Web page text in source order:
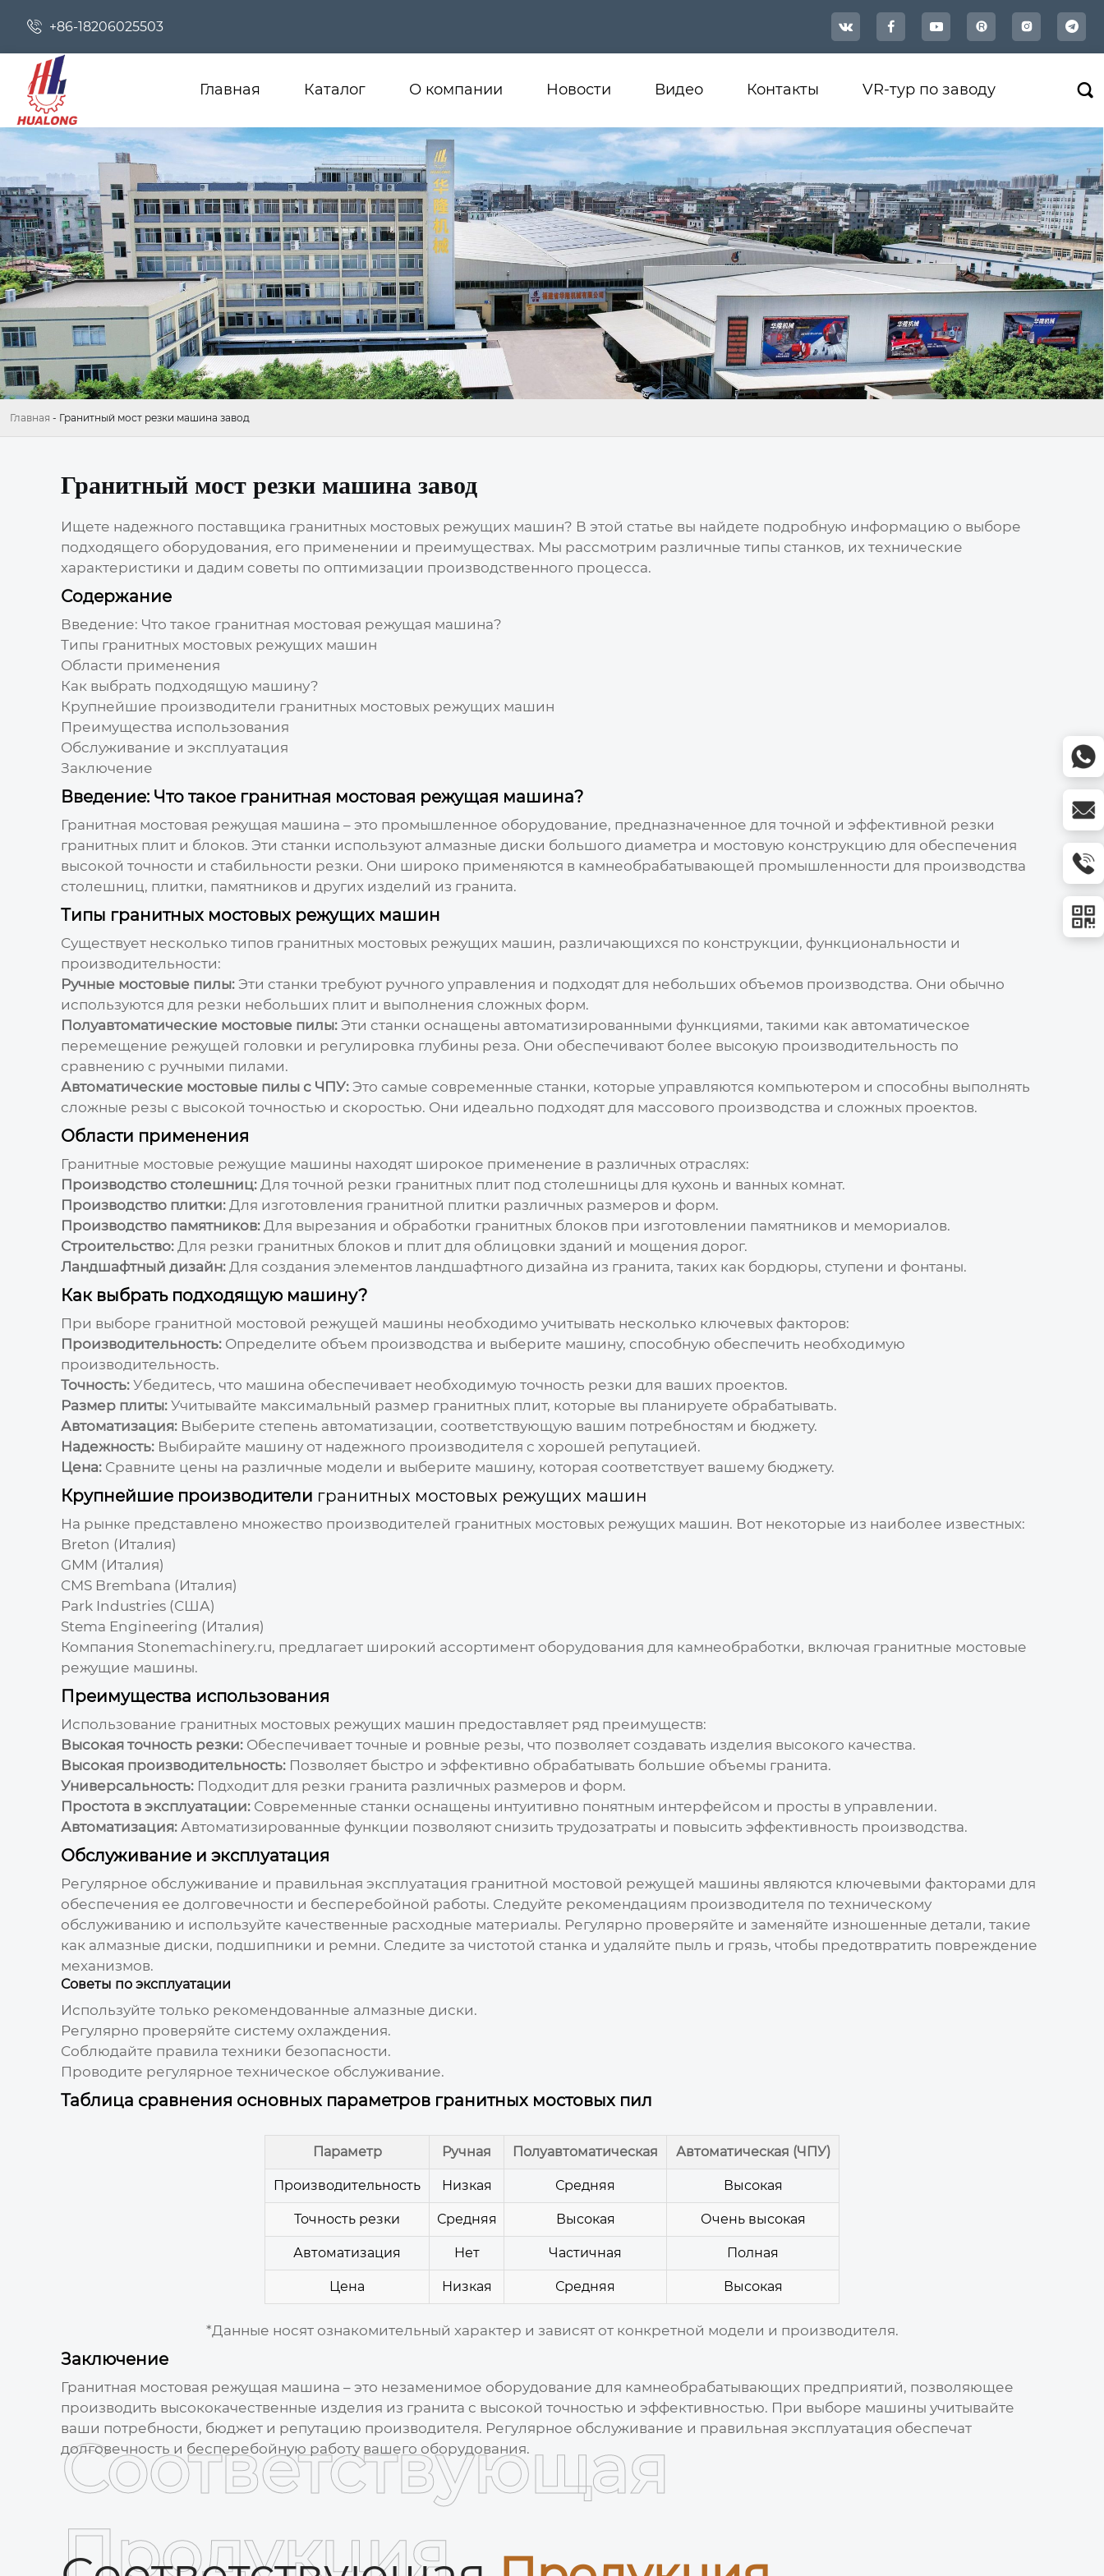
 +86-18206025503    
Главная Каталог О компании Новости Видео Контакты VR-тур по заводу 
Главная - Гранитный мост резки машина завод
Гранитный мост резки машина завод
Ищете надежного поставщика гранитных мостовых режущих машин? В этой статье вы найдете подробную информацию о выборе
подходящего оборудования, его применении и преимуществах. Мы рассмотрим различные типы станков, их технические
характеристики и дадим советы по оптимизации производственного процесса.
Содержание
Введение: Что такое гранитная мостовая режущая машина?
Типы гранитных мостовых режущих машин
Области применения
Как выбрать подходящую машину?
Крупнейшие производители гранитных мостовых режущих машин
Преимущества использования
Обслуживание и эксплуатация
Заключение
Введение: Что такое гранитная мостовая режущая машина?
Гранитная мостовая режущая машина – это промышленное оборудование, предназначенное для точной и эффективной резки
гранитных плит и блоков. Эти станки используют алмазные диски большого диаметра и мостовую конструкцию для обеспечения
высокой точности и стабильности резки. Они широко применяются в камнеобрабатывающей промышленности для производства
столешниц, плитки, памятников и других изделий из гранита.
Типы гранитных мостовых режущих машин
Существует несколько типов гранитных мостовых режущих машин, различающихся по конструкции, функциональности и
производительности:
Ручные мостовые пилы:Эти станки требуют ручного управления и подходят для небольших объемов производства. Они обычно
используются для резки небольших плит и выполнения сложных форм.
Полуавтоматические мостовые пилы:Эти станки оснащены автоматизированными функциями, такими как автоматическое
перемещение режущей головки и регулировка глубины реза. Они обеспечивают более высокую производительность по
сравнению с ручными пилами.
Автоматические мостовые пилы с ЧПУ:Это самые современные станки, которые управляются компьютером и способны выполнять
сложные резы с высокой точностью и скоростью. Они идеально подходят для массового производства и сложных проектов.
Области применения
Гранитные мостовые режущие машины находят широкое применение в различных отраслях:
Производство столешниц:Для точной резки гранитных плит под столешницы для кухонь и ванных комнат.
Производство плитки:Для изготовления гранитной плитки различных размеров и форм.
Производство памятников:Для вырезания и обработки гранитных блоков при изготовлении памятников и мемориалов.
Строительство:Для резки гранитных блоков и плит для облицовки зданий и мощения дорог.
Ландшафтный дизайн:Для создания элементов ландшафтного дизайна из гранита, таких как бордюры, ступени и фонтаны.
Как выбрать подходящую машину?
При выборе гранитной мостовой режущей машины необходимо учитывать несколько ключевых факторов:
Производительность:Определите объем производства и выберите машину, способную обеспечить необходимую
производительность.
Точность:Убедитесь, что машина обеспечивает необходимую точность резки для ваших проектов.
Размер плиты:Учитывайте максимальный размер гранитных плит, которые вы планируете обрабатывать.
Автоматизация:Выберите степень автоматизации, соответствующую вашим потребностям и бюджету.
Надежность:Выбирайте машину от надежного производителя с хорошей репутацией.
Цена:Сравните цены на различные модели и выберите машину, которая соответствует вашему бюджету.
Крупнейшие производители гранитных мостовых режущих машин
На рынке представлено множество производителей гранитных мостовых режущих машин. Вот некоторые из наиболее известных:
Breton (Италия)
GMM (Италия)
CMS Brembana (Италия)
Park Industries (США)
Stema Engineering (Италия)
Компания Stonemachinery.ru, предлагает широкий ассортимент оборудования для камнеобработки, включая гранитные мостовые
режущие машины.
Преимущества использования
Использование гранитных мостовых режущих машин предоставляет ряд преимуществ:
Высокая точность резки:Обеспечивает точные и ровные резы, что позволяет создавать изделия высокого качества.
Высокая производительность:Позволяет быстро и эффективно обрабатывать большие объемы гранита.
Универсальность:Подходит для резки гранита различных размеров и форм.
Простота в эксплуатации:Современные станки оснащены интуитивно понятным интерфейсом и просты в управлении.
Автоматизация:Автоматизированные функции позволяют снизить трудозатраты и повысить эффективность производства.
Обслуживание и эксплуатация
Регулярное обслуживание и правильная эксплуатация гранитной мостовой режущей машины являются ключевыми факторами для
обеспечения ее долговечности и бесперебойной работы. Следуйте рекомендациям производителя по техническому
обслуживанию и используйте качественные расходные материалы. Регулярно проверяйте и заменяйте изношенные детали, такие
как алмазные диски, подшипники и ремни. Следите за чистотой станка и удаляйте пыль и грязь, чтобы предотвратить повреждение
механизмов.
Советы по эксплуатации
Используйте только рекомендованные алмазные диски.
Регулярно проверяйте систему охлаждения.
Соблюдайте правила техники безопасности.
Проводите регулярное техническое обслуживание.
Таблица сравнения основных параметров гранитных мостовых пил
Параметр Ручная Полуавтоматическая Автоматическая (ЧПУ)
Производительность Низкая Средняя Высокая
Точность резки Средняя Высокая Очень высокая
Автоматизация Нет Частичная Полная
Цена Низкая Средняя Высокая
*Данные носят ознакомительный характер и зависят от конкретной модели и производителя.
Заключение
Гранитная мостовая режущая машина – это незаменимое оборудование для камнеобрабатывающих предприятий, позволяющее
производить высококачественные изделия из гранита с высокой точностью и эффективностью. При выборе машины учитывайте
ваши потребности, бюджет и репутацию производителя. Регулярное обслуживание и правильная эксплуатация обеспечат
долговечность и бесперебойную работу вашего оборудования.
Соответствующая
Продукция